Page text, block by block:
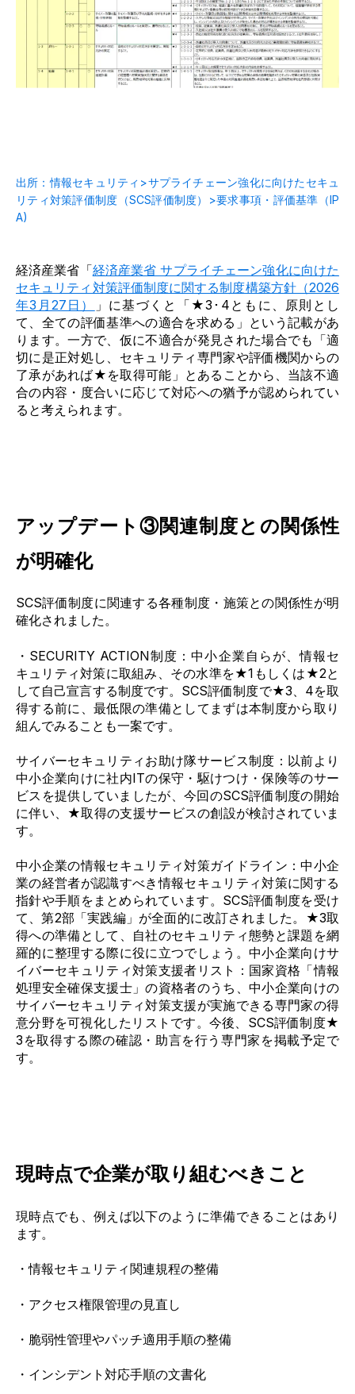
出所：情報セキュリティ >サプライチェーン強化に向けたセキュ
リティ対策評価制度（SCS評価制度）
>要求事項・評価基準（IP
A)
経済産業省「経済産業省 サプライチェーン強化に向けた
セキュリティ対策評価制度に関する制度構築方針（2026
年3月27日）
」に基づくと
「★3･4ともに、原則とし
て、全ての評価基準への適合を求める」と いう記載があ
ります。一方で、仮に不適合が発見された場合でも「適
切に是正対処し、セキュリティ専門家や評価機関からの
了承があれば★を取得可能」とあることから、当該不適
合の内容・度合いに応じて対応への猶予が認められてい
ると考えられます。
アップデート③関連制度との関係性
が明確化
SCS評価制度に関連する各種制度・施策との関係性が明
確化されました。
・ SECURITY ACTION制度 ：中小企業自らが、情報セ
キュリティ対策に取組み、その水準を★1もしくは★2と
して自己宣言する制度です。 SCS評価制度で★3、4を取
得する前に、最低限の準備としてまずは本制度から取り
組んでみることも一案です。
サイバーセキュリティお助け隊サービス制度：以前より
中小企業向けに社内ITの保守・駆けつけ・保険等のサー
ビスを提供していましたが、今回のSCS評価制度の開始
に伴い、★取得の支援サービスの創設が検討されていま
す。
中小企業の情報セキュリティ対策ガイドライン：中小企
業の経営者が認識すべき情報セキュリティ対策に関する
指針や手順をまとめられています。 SCS評価制度を受け
て、第2部「実践編」が全面的に改訂されました。
★3取
得への準備として、自社のセキュリティ態勢と課題を網
羅的に整理する際に役に立つでしょう。 中小企業向けサ
イバーセキュリティ対策支援者リスト：国家資格「情報
処理安全確保支援士 」の資格者のうち、中小企業向けの
サイバーセキュリティ対策支援が実施できる専門家の得
意分野を可視化したリストです。今後、 SCS評価制度★
3を取得する際の確認・助言を行う専門家を掲載予定で
す。
現時点で企業が取り組むべきこと
現時点でも、例えば以下のように準備できることはあり
ます。
・情報セキュリティ関連規程の整備
・アクセス権限管理の見直し
・脆弱性管理やパッチ適用手順の整備
・インシデント対応手順の文書化